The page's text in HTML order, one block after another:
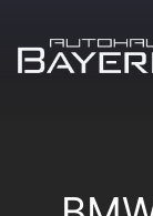
Inhalt
springen